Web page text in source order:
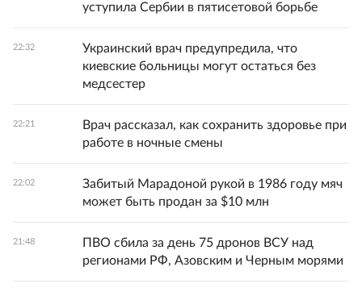
уступила Сербии в пятисетовой борьбе
22:32
Украинский врач предупредила, что
киевские больницы могут остаться без
медсестер
22:21
Врач рассказал, как сохранить здоровье при
работе в ночные смены
22:02
Забитый Марадоной рукой в 1986 году мяч
может быть продан за $10 млн
21:48
ПВО сбила за день 75 дронов ВСУ над
регионами РФ, Азовским и Черным морями